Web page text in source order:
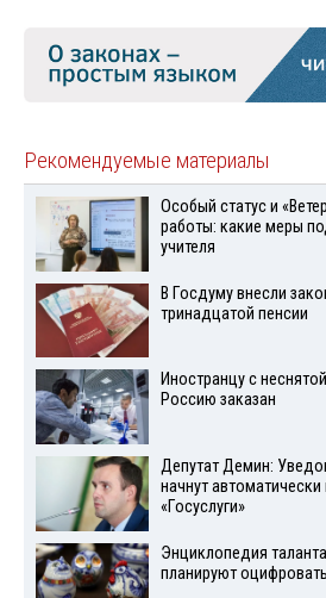
Рекомендуемые материалы
Особый статус и
работы: какие меры
учителя
В Госдуму внесли
тринадцатой пенсии
Иностранцу с
Россию заказан
Депутат Демин:
начнут
«Госуслуги»
Энциклопедия
планируют оцифровать